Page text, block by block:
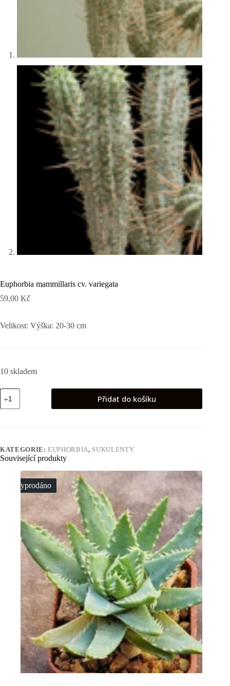
Euphorbia mammillaris cv. variegata
59,00 Kč
Velikost: Výška: 20-30 cm
10 skladem
Euphorbia
mammillaris
cv.
Přidat do košíku
KATEGORIE:EUPHORBIA, SUKULENTY
Související produkty
Vyprodáno